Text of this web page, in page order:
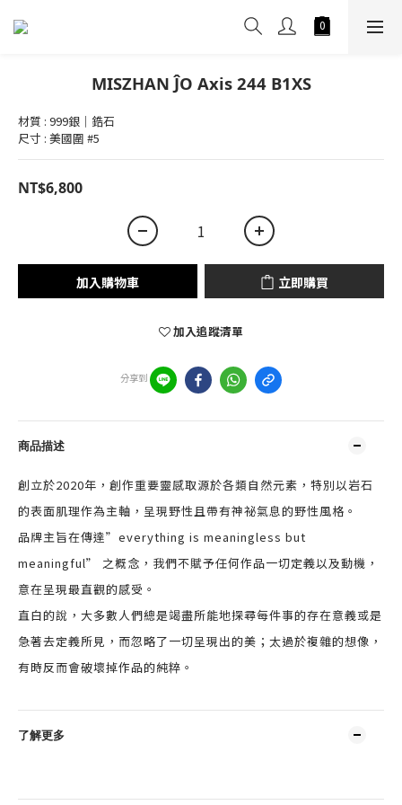
MISZHAN ĴO Axis 244 B1XS
材質 : 999銀｜鋯石
尺寸 : 美國圍 #5
NT$6,800
加入購物車 立即購買
加入追蹤清單
分享到
商品描述
創立於2020年，創作重要靈感取源於各類自然元素，特別以岩石
的表面肌理作為主軸，呈現野性且帶有神祕氣息的野性風格。
品牌主旨在傳達”everything is meaningless but
meaningful” 之概念，我們不賦予任何作品一切定義以及動機，
意在呈現最直觀的感受。
直白的說，大多數人們總是竭盡所能地探尋每件事的存在意義或是
急著去定義所見，而忽略了一切呈現出的美；太過於複雜的想像，
有時反而會破壞掉作品的純粹。
了解更多